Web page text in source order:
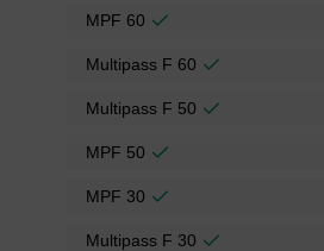
MPF 60
Multipass F 60
Multipass F 50
MPF 50
MPF 30
Multipass F 30